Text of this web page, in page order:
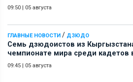
09:50 | 05 августа
ГЛАВНЫЕ НОВОСТИ / ДЗЮДО
Семь дзюдоистов из
чемпионате мира среди кадетов
09:45 | 05 августа